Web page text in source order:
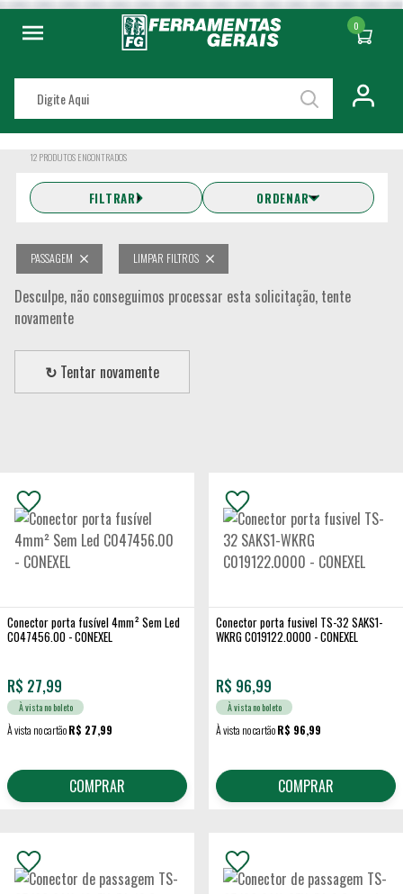
0
12 PRODUTOS ENCONTRADOS
FILTRAR ORDENAR
PASSAGEM LIMPAR FILTROS
Desculpe, não conseguimos processar esta solicitação, tente
novamente
↻ Tentar novamente
Conector porta fusível 4mm² Sem Led
C047456.00 - CONEXEL
R$ 27,99
À vista no boleto
À vista no cartãoR$ 27,99
COMPRAR
Conector porta fusivel TS-32 SAKS1-
WKRG C019122.0000 - CONEXEL
R$ 96,99
À vista no boleto
À vista no cartãoR$ 96,99
COMPRAR